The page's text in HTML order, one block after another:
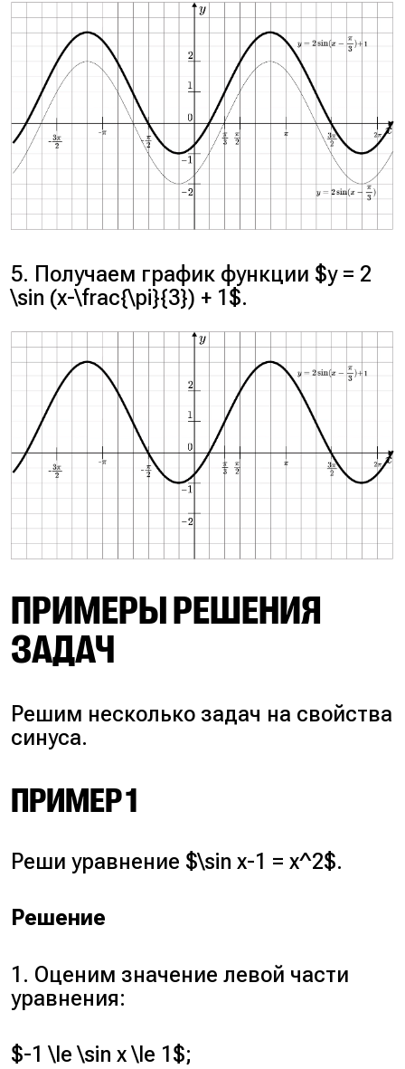
5. Получаем график функции $y = 2
\sin (x-\frac{\pi}{3}) + 1$.
ПРИМЕРЫ РЕШЕНИЯ
ЗАДАЧ
Решим несколько задач на свойства
синуса.
ПРИМЕР 1
Реши уравнение $\sin x-1 = x^2$.
Решение
1. Оценим значение левой части
уравнения:
$-1 \le \sin x \le 1$;